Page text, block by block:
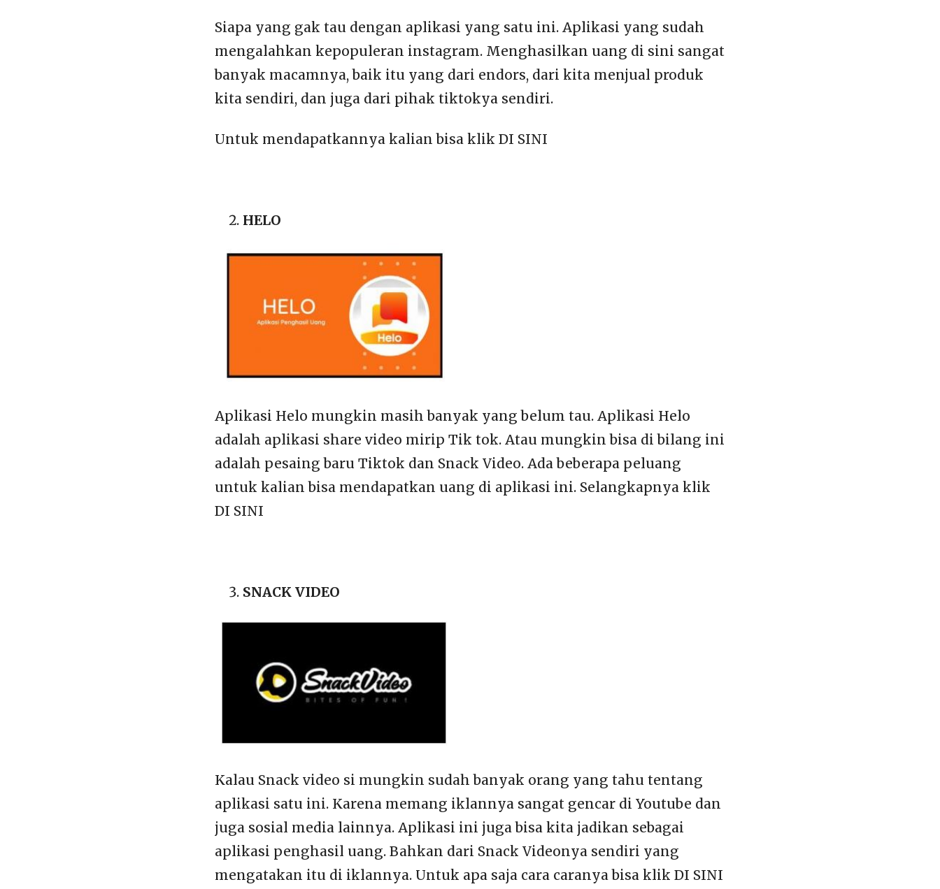
Siapa yang gak tau dengan aplikasi yang satu ini. Aplikasi yang sudah
mengalahkan kepopuleran instagram. Menghasilkan uang di sini sangat
banyak macamnya, baik itu yang dari endors, dari kita menjual produk
kita sendiri, dan juga dari pihak tiktokya sendiri.
Untuk mendapatkannya kalian bisa klik DI SINI
HELO
Aplikasi Helo mungkin masih banyak yang belum tau. Aplikasi Helo
adalah aplikasi share video mirip Tik tok. Atau mungkin bisa di bilang ini
adalah pesaing baru Tiktok dan Snack Video. Ada beberapa peluang
untuk kalian bisa mendapatkan uang di aplikasi ini. Selangkapnya klik
DI SINI
SNACK VIDEO
Kalau Snack video si mungkin sudah banyak orang yang tahu tentang
aplikasi satu ini. Karena memang iklannya sangat gencar di Youtube dan
juga sosial media lainnya. Aplikasi ini juga bisa kita jadikan sebagai
aplikasi penghasil uang. Bahkan dari Snack Videonya sendiri yang
mengatakan itu di iklannya. Untuk apa saja cara caranya bisa klik DI SINI